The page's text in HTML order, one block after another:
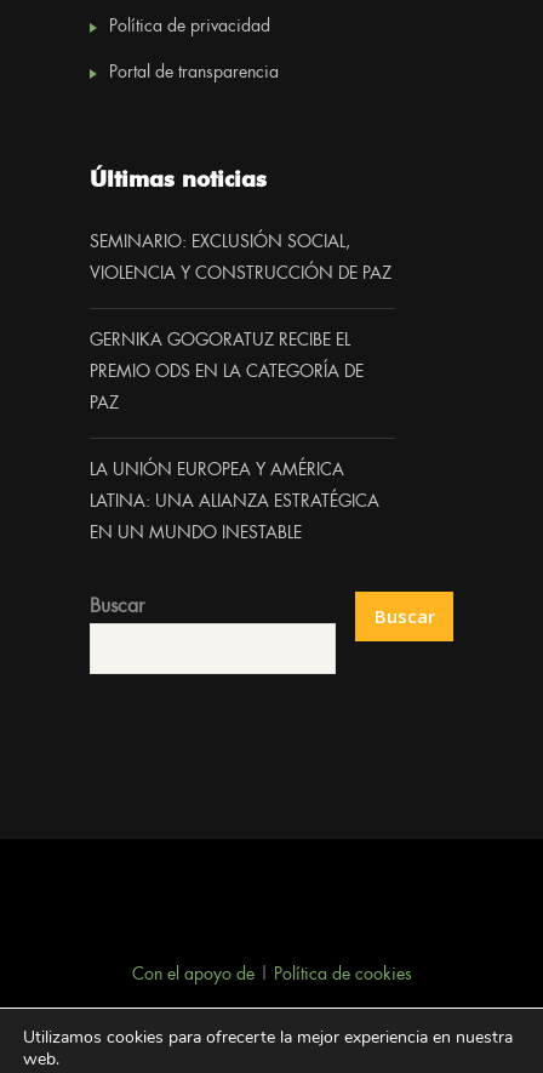
Política de privacidad
Portal de transparencia
Últimas noticias
SEMINARIO: EXCLUSIÓN SOCIAL,
VIOLENCIA Y CONSTRUCCIÓN DE PAZ
GERNIKA GOGORATUZ RECIBE EL
PREMIO ODS EN LA CATEGORÍA DE
PAZ
LA UNIÓN EUROPEA Y AMÉRICA
LATINA: UNA ALIANZA ESTRATÉGICA
EN UN MUNDO INESTABLE
Buscar Buscar
Con el apoyo de| Política de cookies
Utilizamos cookies para ofrecerte la mejor experiencia en nuestra
web.